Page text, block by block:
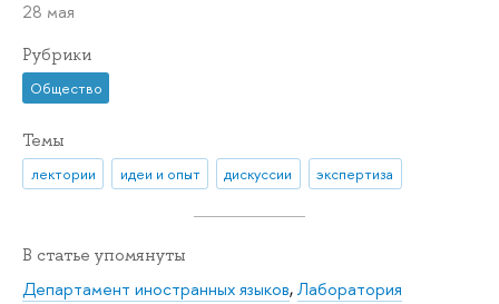
28 мая
Рубрики
Общество
Темы
лектории идеи и опыт дискуссии экспертиза
В статье упомянуты
Департамент иностранных языков,Лаборатория